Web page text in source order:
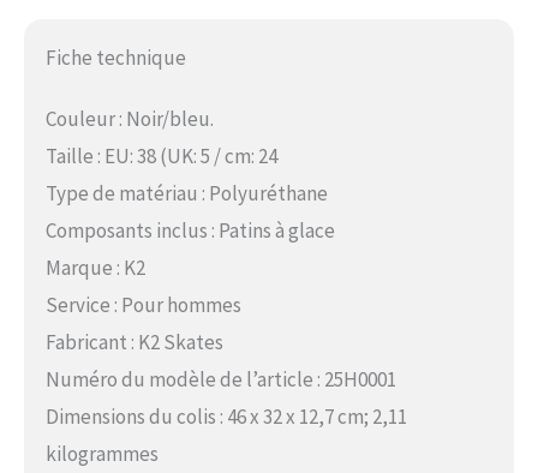
Fiche technique
Couleur : Noir/bleu.
Taille : EU: 38 (UK: 5 / cm: 24
Type de matériau : Polyuréthane
Composants inclus : Patins à glace
Marque : K2
Service : Pour hommes
Fabricant : K2 Skates
Numéro du modèle de l’article : 25H0001
Dimensions du colis : 46 x 32 x 12,7 cm; 2,11
kilogrammes